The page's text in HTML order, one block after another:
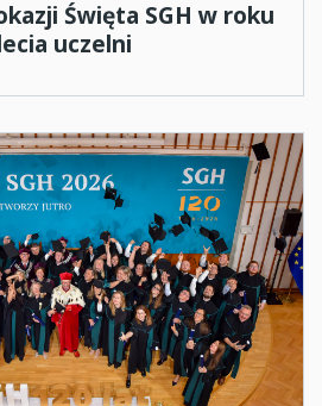
Święta SGH w roku
uczelni